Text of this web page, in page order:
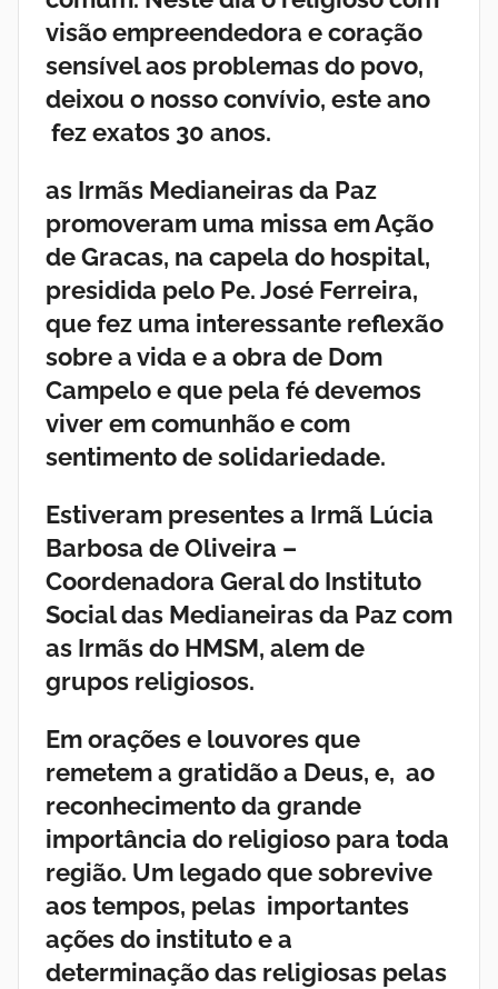
visão empreendedora e coração
sensível aos problemas do povo,
deixou o nosso convívio, este ano
fez exatos 30 anos.
as Irmãs Medianeiras da Paz
promoveram uma missa em Ação
de Gracas, na capela do hospital,
presidida pelo Pe. José Ferreira,
que fez uma interessante reflexão
sobre a vida e a obra de Dom
Campelo e que pela fé devemos
viver em comunhão e com
sentimento de solidariedade.
Estiveram presentes a Irmã Lúcia
Barbosa de Oliveira –
Coordenadora Geral do Instituto
Social das Medianeiras da Paz com
as Irmãs do HMSM, alem de
grupos religiosos.
Em orações e louvores que
remetem a gratidão a Deus, e, ao
reconhecimento da grande
importância do religioso para toda
região. Um legado que sobrevive
aos tempos, pelas importantes
ações do instituto e a
determinação das religiosas pelas